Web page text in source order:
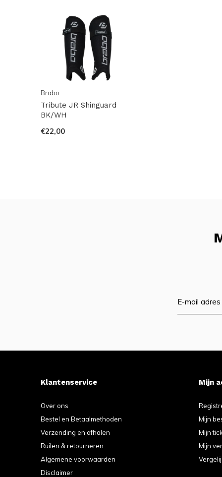
Brabo
Tribute JR Shinguard
BK/WH
€22,00
Klantenservice
Over ons
Bestel en Betaalmethoden
Verzending en afhalen
Ruilen & retourneren
Algemene voorwaarden
Disclaimer
Mijn
Mijn
Mijn
Mijn